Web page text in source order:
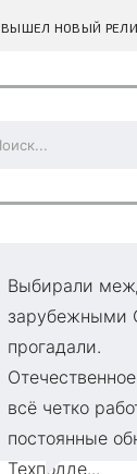
ВЫШЕЛ НОВЫЙ
Выбирали
зарубежными
прогадали.
всё четко
постоянные
Техподде...